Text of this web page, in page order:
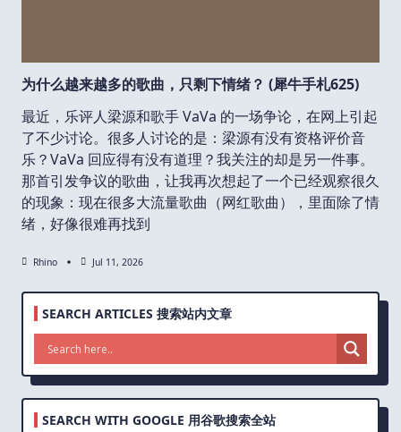
为什么越来越多的歌曲，只剩下情绪？ (犀牛手札625)
最近，乐评人梁源和歌手 VaVa 的一场争论，在网上引起
了不少讨论。很多人讨论的是：梁源有没有资格评价音
乐？VaVa 回应得有没有道理？我关注的却是另一件事。
那首引发争议的歌曲，让我再次想起了一个已经观察很久
的现象：现在很多大流量歌曲（网红歌曲），里面除了情
绪，好像很难再找到
Rhino Jul 11, 2026
SEARCH ARTICLES 搜索站内文章
SEARCH WITH GOOGLE 用谷歌搜索全站